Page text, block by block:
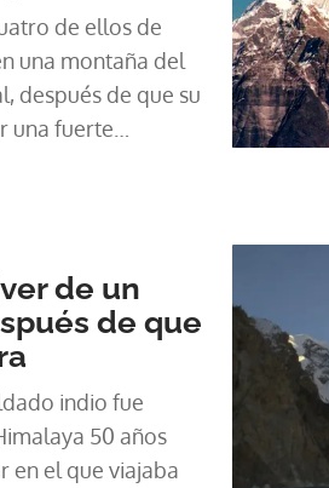
de ellos de
una montaña del
después de que su
una fuerte
de un
de que
indio fue
50 años
en el que viajaba